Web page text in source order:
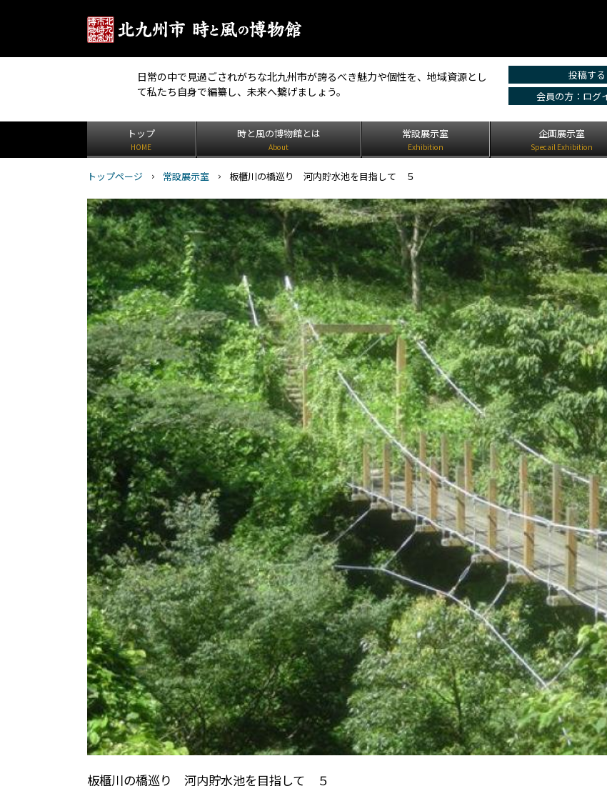
日常の中で見過ごされがちな北九州市が誇るべき魅力や個性を、地域資源とし
て私たち自身で編纂し、未来へ繋げましょう。
投稿する
会員の方：ログ
トップ
HOME
時と風の博物館とは
About
常設展示室
Exhibition
企画展示室
Specail Exhibition
トップページ 常設展示室 板櫃川の橋巡り 河内貯水池を目指して ５
桜吊り橋です。心地よい揺れが楽しいです。
板櫃川の橋巡り 河内貯水池を目指して ５